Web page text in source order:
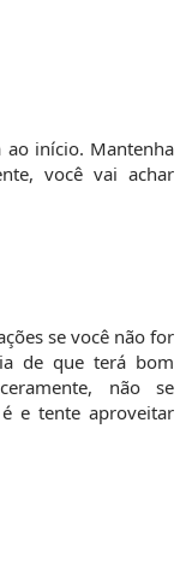
ao início. Mantenha
você vai achar
se você não for
de que terá bom
não se
e tente aproveitar